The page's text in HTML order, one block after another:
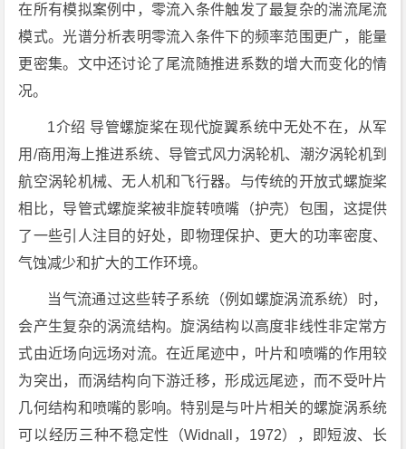
在所有模拟案例中，零流入条件触发了最复杂的湍流尾流
模式。光谱分析表明零流入条件下的频率范围更广，能量
更密集。文中还讨论了尾流随推进系数的增大而变化的情
况。
1介绍 导管螺旋桨在现代旋翼系统中无处不在，从军
用/商用海上推进系统、导管式风力涡轮机、潮汐涡轮机到
航空涡轮机械、无人机和飞行器。与传统的开放式螺旋桨
相比，导管式螺旋桨被非旋转喷嘴（护壳）包围，这提供
了一些引人注目的好处，即物理保护、更大的功率密度、
气蚀减少和扩大的工作环境。
当气流通过这些转子系统（例如螺旋涡流系统）时，
会产生复杂的涡流结构。旋涡结构以高度非线性非定常方
式由近场向远场对流。在近尾迹中，叶片和喷嘴的作用较
为突出，而涡结构向下游迁移，形成远尾迹，而不受叶片
几何结构和喷嘴的影响。特别是与叶片相关的螺旋涡系统
可以经历三种不稳定性（Widnall，1972），即短波、长